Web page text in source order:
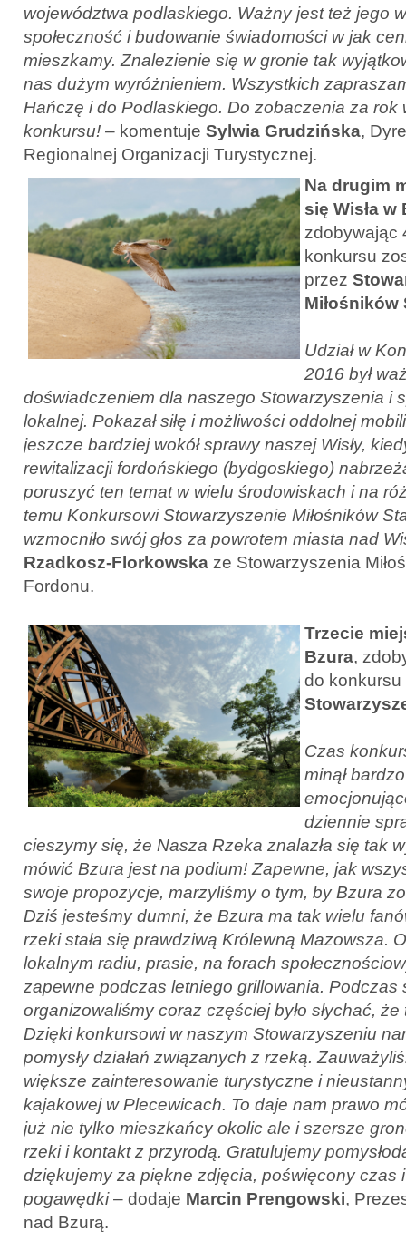
województwa podlaskiego. Ważny jest też jego
społeczność i budowanie świadomości w jak
mieszkamy. Znalezienie się w gronie tak
nas dużym wyróżnieniem. Wszystkich
Hańczę i do Podlaskiego. Do zobaczenia za rok
konkursu! – komentuje Sylwia Grudzińska,
Regionalnej Organizacji Turystycznej.
Na drugim
się Wisła
zdobywając
konkursu
przez
Udział w
2016 był
doświadczeniem dla naszego Stowarzyszenia i
lokalnej. Pokazał siłę i możliwości oddolnej
jeszcze bardziej wokół sprawy naszej Wisły,
rewitalizacji fordońskiego (bydgoskiego)
poruszyć ten temat w wielu środowiskach i na
temu Konkursowi Stowarzyszenie Miłośników
wzmocniło swój głos za powrotem miasta nad
Rzadkosz-Florkowska ze Stowarzyszenia
Fordonu.
Trzecie
Bzura,
do konkursu
Czas
minął
dziennie
cieszymy się, że Nasza Rzeka znalazła się tak
mówić Bzura jest na podium! Zapewne, jak
swoje propozycje, marzyliśmy o tym, by Bzura
Dziś jesteśmy dumni, że Bzura ma tak wielu
rzeki stała się prawdziwą Królewną Mazowsza.
lokalnym radiu, prasie, na forach
zapewne podczas letniego grillowania. Podczas
organizowaliśmy coraz częściej było słychać,
Dzięki konkursowi w naszym Stowarzyszeniu
pomysły działań związanych z rzeką.
większe zainteresowanie turystyczne i
kajakowej w Plecewicach. To daje nam prawo
już nie tylko mieszkańcy okolic ale i szersze
rzeki i kontakt z przyrodą. Gratulujemy
dziękujemy za piękne zdjęcia, poświęcony czas
pogawędki– dodaje Marcin Prengowski,
nad Bzurą.